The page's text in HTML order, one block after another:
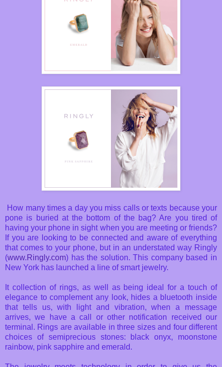
How many times a day you miss calls or texts because your
pone is buried at the bottom of the bag? Are you tired of
having your phone in sight when you are meeting or friends?
If you are looking to be connected and aware of everything
that comes to your phone, but in an understated way Ringly
(www.Ringly.com) has the solution. This company based in
New York has launched a line of smart jewelry.
It collection of rings, as well as being ideal for a touch of
elegance to complement any look, hides a bluetooth inside
that tells us, with light and vibration, when a message
arrives, we have a call or other notification received our
terminal. Rings are available in three sizes and four different
choices of semiprecious stones: black onyx, moonstone
rainbow, pink sapphire and emerald.